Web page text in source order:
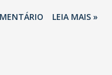
Câmara CulturalLEIA MAIS »